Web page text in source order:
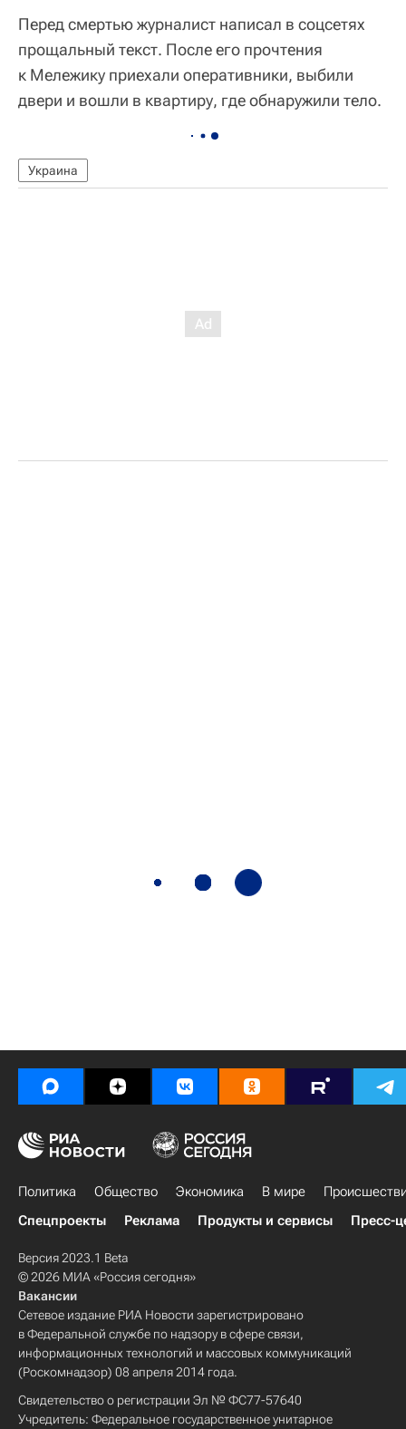
Перед смертью журналист написал в соцсетях
прощальный текст. После его прочтения
к Мележику приехали оперативники, выбили
двери и вошли в квартиру, где обнаружили тело.
Украина
Политика Общество Экономика В мире
Спецпроекты
Реклама Продукты и сервисы Пресс-
Версия 2023.1 Beta
© 2026 МИА «Россия сегодня»
Вакансии
Сетевое издание РИА Новости зарегистрировано
в Федеральной службе по надзору в сфере связи,
информационных технологий и массовых коммуникаций
(Роскомнадзор) 08 апреля 2014 года.
Свидетельство о регистрации Эл № ФС77-57640
Учредитель: Федеральное государственное унитарное